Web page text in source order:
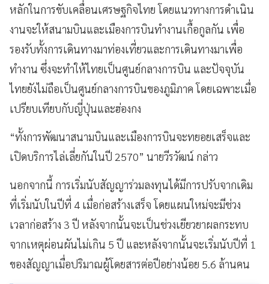
หลักในการขับเคลื่อนเศรษฐกิจไทย โดยแนวทางการดำเนิน
งานจะให้สนามบินและเมืองการบินทำงานเกื้อกูลกัน เพื่อ
รองรับทั้งการเดินทางมาท่องเที่ยวและการเดินทางมาเพื่อ
ทำงาน ซึ่งจะทำให้ไทยเป็นศูนย์กลางการบิน และปัจจุบัน
ไทยยังไม่ถือเป็นศูนย์กลางการบินของภูมิภาค โดยเฉพาะเมื่อ
เปรียบเทียบกับญี่ปุ่นและฮ่องกง
“ทั้งการพัฒนาสนามบินและเมืองการบินจะทยอยเสร็จและ
เปิดบริการไล่เลี่ยกันในปี 2570” นายวีรวัฒน์ กล่าว
นอกจากนี้ การเริ่มนับสัญญาร่วมลงทุนได้มีการปรับจากเดิม
ที่เริ่มนับในปีที่ 4 เมื่อก่อสร้างเสร็จ โดยแผนใหม่จะมีช่วง
เวลาก่อสร้าง 3 ปี หลังจากนั้นจะเป็นช่วงเยียวยาผลกระทบ
จากเหตุผ่อนผันไม่เกิน 5 ปี และหลังจากนั้นจะเริ่มนับปีที่ 1
ของสัญญาเมื่อปริมาณผู้โดยสารต่อปีอย่างน้อย 5.6 ล้านคน